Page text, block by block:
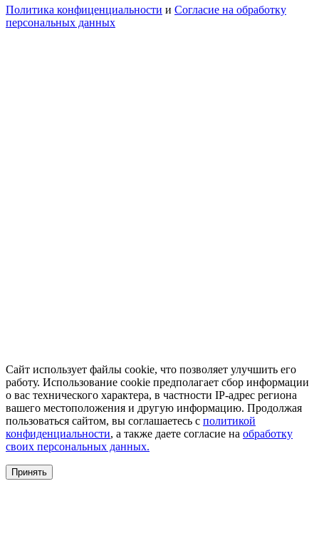
Политика конфиценциальности и Согласие на обработку
персональных данных
Сайт использует файлы cookie, что позволяет улучшить его
работу. Использование cookie предполагает сбор информации
о вас технического характера, в частности IP-адрес региона
вашего местоположения и другую информацию. Продолжая
пользоваться сайтом, вы соглашаетесь с политикой
конфиденциальности, а также даете согласие на обработку
своих персональных данных.
Принять